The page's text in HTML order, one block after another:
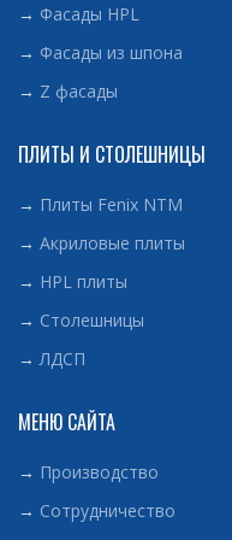
→ Фасады HPL
→ Фасады из шпона
→ Z фасады
ПЛИТЫ И СТОЛЕШНИЦЫ
→ Плиты Fenix NTM
→ Акриловые плиты
→ HPL плиты
→ Столешницы
→ ЛДСП
МЕНЮ САЙТА
→ Производство
→ Сотрудничество